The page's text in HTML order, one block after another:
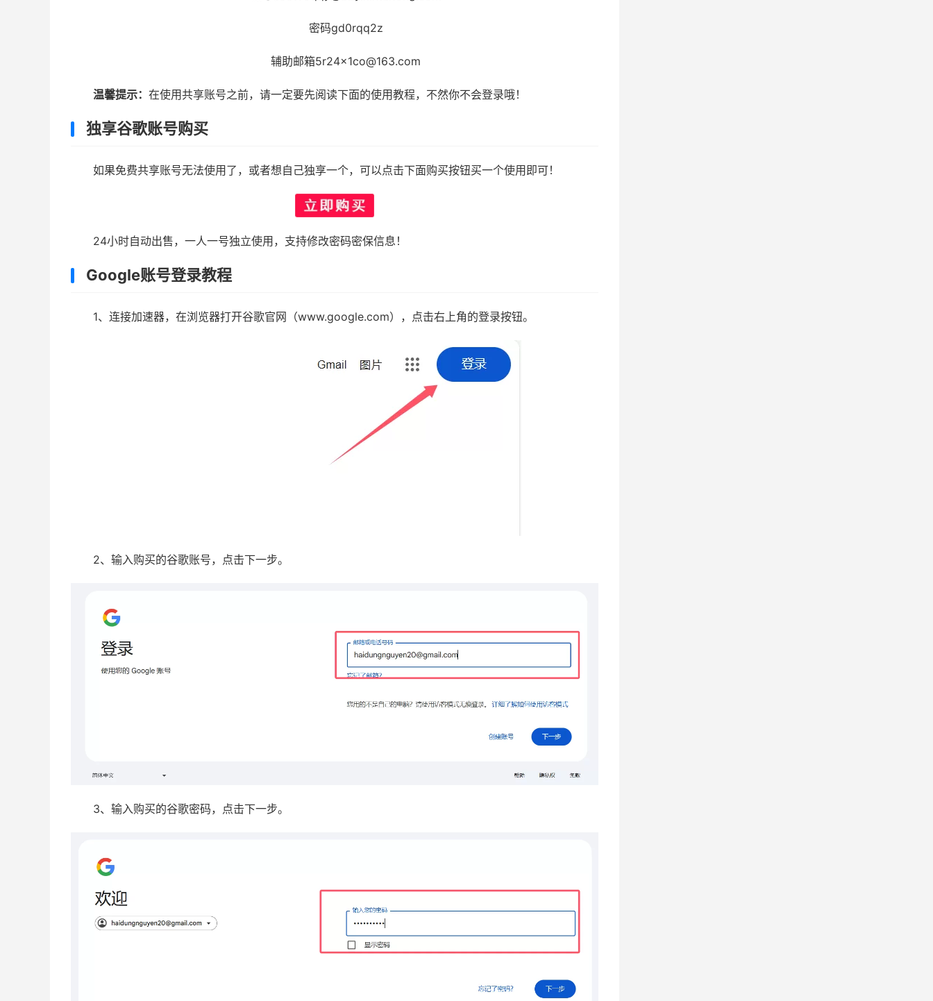
密码gd0rqq2z
辅助邮箱5r24x1co@163.com
温馨提示： 在使用共享账号之前，请一定要先阅读下面的使用教程，不然你不会登录哦！
独享谷歌账号购买
如果免费共享账号无法使用了，或者想自己独享一个，可以点击下面购买按钮买一个使用即可！
24小时自动出售，一人一号独立使用，支持修改密码密保信息！
Google账号登录教程
1、连接加速器，在浏览器打开谷歌官网（www.google.com），点击右上角的登录按钮。
2、输入购买的谷歌账号，点击下一步。
3、输入购买的谷歌密码，点击下一步。